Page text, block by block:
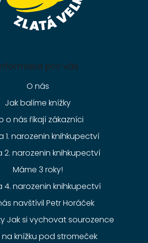
pro vás
O nás
Jak balíme knížky
o nás říkají zákazníci
1. narozenin knihkupectví
2. narozenin knihkupectví
Máme 3 roky!
4. narozenin knihkupectví
navštívil Petr Horáček
Jak si vychovat sourozence
knížku pod stromeček